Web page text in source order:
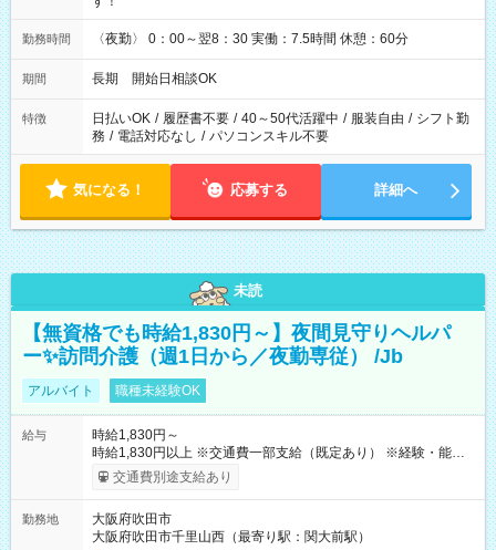
勤務時間 〈夜勤〉 0：00～翌8：30 実働：7.5時間 休憩：60分
期間 長期 開始日相談OK
特徴 日払いOK / 履歴書不要 / 40～50代活躍中 / 服装自由 / シフト勤
務 / 電話対応なし / パソコンスキル不要
気になる！ 応募する 詳細へ
未読
【無資格でも時給1,830円～】夜間見守りヘルパ
ー✨訪問介護（週1日から／夜勤専従） /Jb
アルバイト 職種未経験OK
給与
時給1,830円～
時給1,830円以上 ※交通費一部支給（既定あり） ※経験・能力を
考慮して決定します 【収入例】 週1回勤務の場合：1,830円×8時
間×4回=5万8,560円 週3回勤務の場合：1,830円×8時間×12回
月 ※ 雇用形態と給与に、本採用時と異なる部分があります。 雇
用形態：本採用時と同じです。 給与：時給 1,610円以上
交通費別途支給あり
勤務地
大阪府吹田市
大阪府吹田市千里山西（最寄り駅：関大前駅）